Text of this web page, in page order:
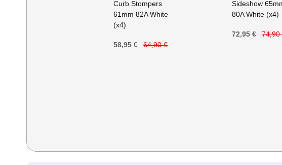
Curb Stompers
61mm 82A White
(x4)
58,95 € 64,90 €
košíku
Sideshow
80A White (x4)
72,95 € 74,90
košíku